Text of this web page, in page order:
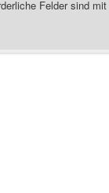
Felder sind mit